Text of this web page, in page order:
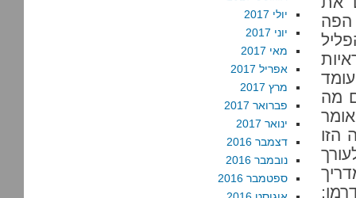
הפה
מה
הזו
יולי 2017
יוני 2017
מאי 2017
אפריל 2017
מרץ 2017
פברואר 2017
ינואר 2017
דצמבר 2016
נובמבר 2016
ספטמבר 2016